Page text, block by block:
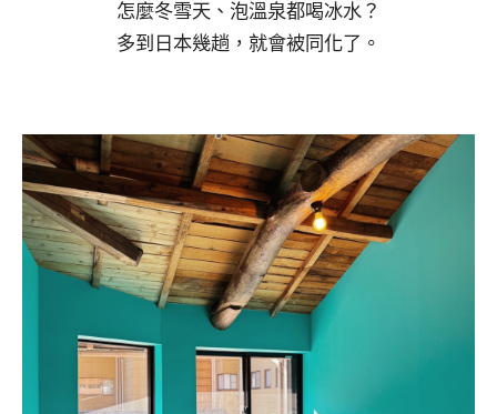
怎麼冬雪天、泡溫泉都喝冰水？
多到日本幾趟，就會被同化了。